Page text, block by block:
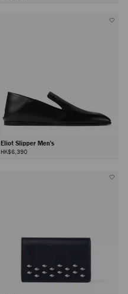
Eliot Slipper Men's
HK$6,390